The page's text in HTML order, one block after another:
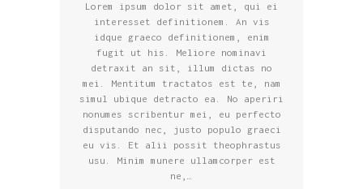
Lorem ipsum dolor sit amet, qui ei
interesset definitionem. An vis
idque graeco definitionem, enim
fugit ut his. Meliore nominavi
detraxit an sit, illum dictas no
mei. Mentitum tractatos est te, nam
simul ubique detracto ea. No aperiri
nonumes scribentur mei, eu perfecto
disputando nec, justo populo graeci
eu vis. Et alii possit theophrastus
usu. Minim munere ullamcorper est
ne,…